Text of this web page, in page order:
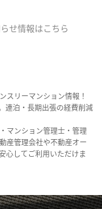
せ情報はこちら
スリーマンション情報！
連泊・長期出張の経費削減
マンション管理士・管理
産管理会社や不動産オー
心してご利用いただけま